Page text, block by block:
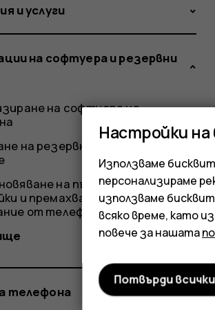
и услуги
на софтуера и резервни
на софтуера на
на резервно копие на
на първоначалните
и премахване на личното
от телефона
телефона
Настройки
Използваме
персонализираме
използваме
всяко време, като
повече за нашата
Потвърди всички